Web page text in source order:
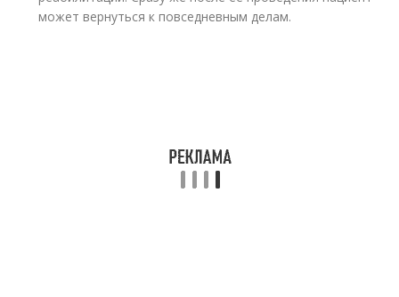
может вернуться к повседневным делам.